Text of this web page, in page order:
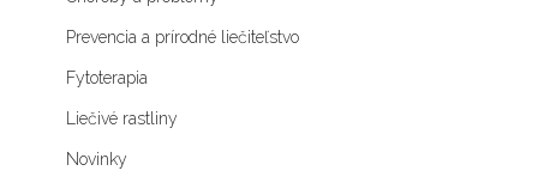
Prevencia a prírodné liečiteľstvo
Fytoterapia
Liečivé rastliny
Novinky